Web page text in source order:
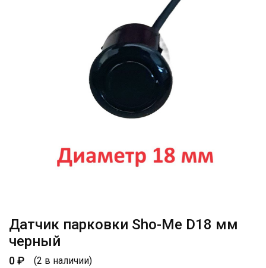
Датчик парковки Sho-Me D18 мм
черный
0₽ (2 в наличии)